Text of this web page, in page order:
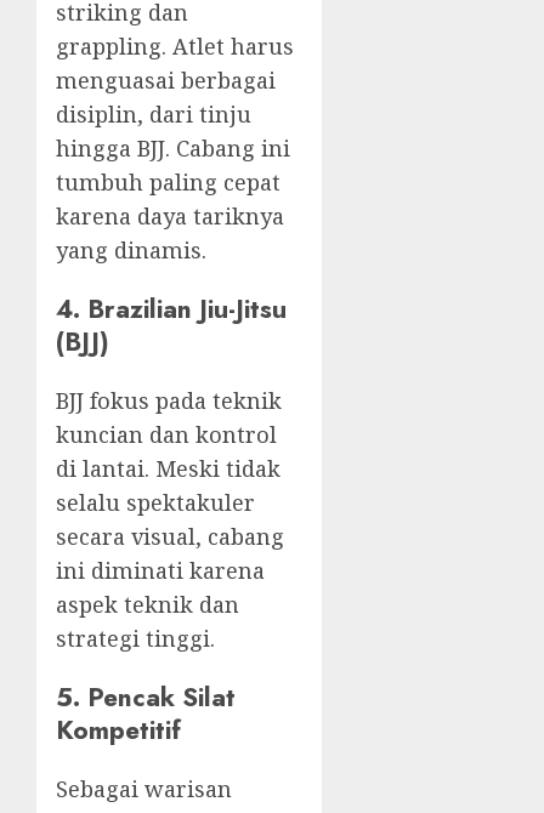
striking dan
grappling. Atlet harus
menguasai berbagai
disiplin, dari tinju
hingga BJJ. Cabang ini
tumbuh paling cepat
karena daya tariknya
yang dinamis.
4. Brazilian Jiu-Jitsu
(BJJ)
BJJ fokus pada teknik
kuncian dan kontrol
di lantai. Meski tidak
selalu spektakuler
secara visual, cabang
ini diminati karena
aspek teknik dan
strategi tinggi.
5. Pencak Silat
Kompetitif
Sebagai warisan